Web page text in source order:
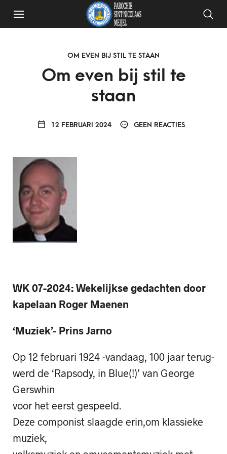
OM EVEN BIJ STIL TE STAAN
Om even bij stil te
staan
12 FEBRUARI 2024 GEEN REACTIES
WK 07-2024: Wekelijkse gedachten door
kapelaan Roger Maenen
‘Muziek’- Prins Jarno
Op 12 februari 1924 -vandaag, 100 jaar terug-
werd de ‘Rapsody, in Blue(!)’ van George
Gerswhin
voor het eerst gespeeld.
Deze componist slaagde erin,om klassieke
muziek,